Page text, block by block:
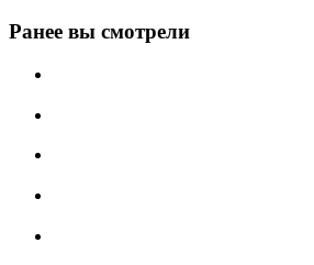
Ранее вы смотрели